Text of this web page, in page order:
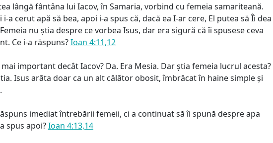
lângă fântâna lui Iacov, în Samaria, vorbind cu femeia samariteană.
i-a cerut apă să bea, apoi i-a spus că, dacă ea I-ar cere, El putea să Îi dea
nu știa despre ce vorbea Isus, dar era sigură că îi spusese ceva
Ce i-a răspuns?Ioan 4:11,12
mai important decât Iacov? Da. Era Mesia. Dar știa femeia lucrul acesta?
Isus arăta doar ca un alt călător obosit, îmbrăcat în haine simple și
imediat întrebării femeii, ci a continuat să îi spună despre apa
spus apoi?Ioan 4:13,14